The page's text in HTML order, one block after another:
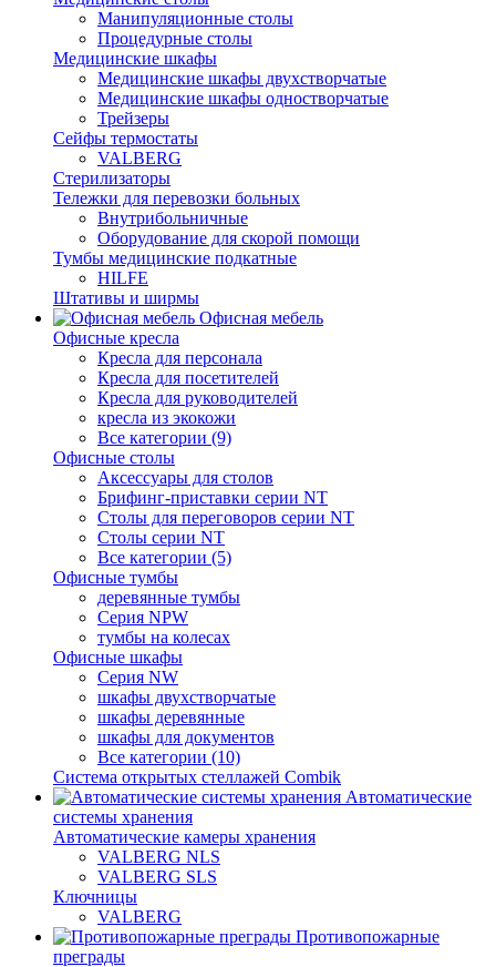
Манипуляционные столы
Процедурные столы
Медицинские шкафы
Медицинские шкафы двухстворчатые
Медицинские шкафы одностворчатые
Трейзеры
Сейфы термостаты
VALBERG
Стерилизаторы
Тележки для перевозки больных
Внутрибольничные
Оборудование для скорой помощи
Тумбы медицинские подкатные
HILFE
Штативы и ширмы
Офисная мебель
Офисные кресла
Кресла для персонала
Кресла для посетителей
Кресла для руководителей
кресла из экокожи
Все категории (9)
Офисные столы
Аксессуары для столов
Брифинг-приставки серии NT
Столы для переговоров серии NT
Столы серии NT
Все категории (5)
Офисные тумбы
деревянные тумбы
Серия NPW
тумбы на колесах
Офисные шкафы
Серия NW
шкафы двухстворчатые
шкафы деревянные
шкафы для документов
Все категории (10)
Система открытых стеллажей Combik
Автоматические
системы хранения
Автоматические камеры хранения
VALBERG NLS
VALBERG SLS
Ключницы
VALBERG
Противопожарные
преграды